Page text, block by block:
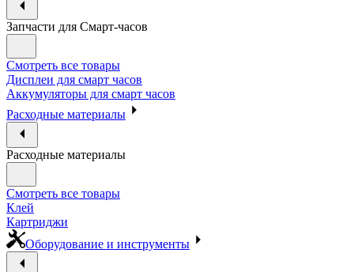
Запчасти для Смарт-часов
Смотреть все товары
Дисплеи для смарт часов
Аккумуляторы для смарт часов
Расходные материалы
Расходные материалы
Смотреть все товары
Клей
Картриджи
Оборудование и инструменты